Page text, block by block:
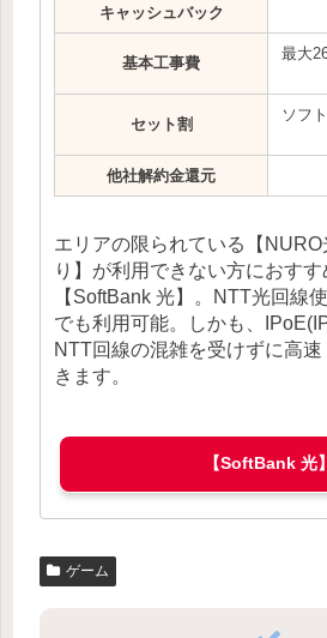
キャッシュバック
基本工事費
最大
セット割
ソフ
他社解約金還元
エリアの限られている【
り】が利用できない方におす
【SoftBank 光】。NTT光回線
でも利用可能。しかも、
NTT回線の混雑を受けずに高
きます。
【SoftBank 光】
ゲーム